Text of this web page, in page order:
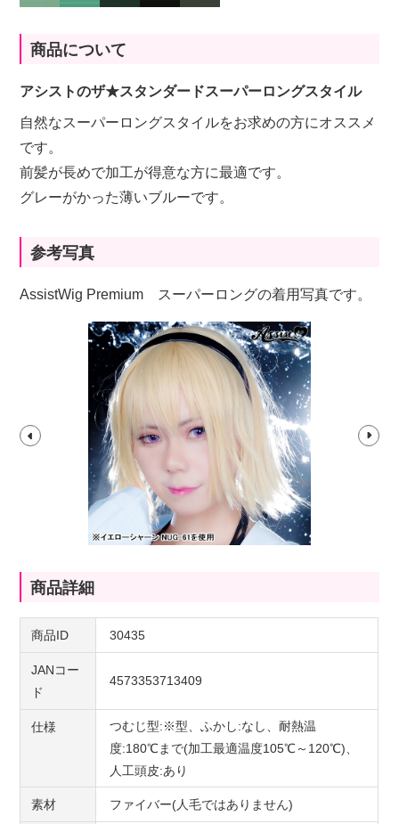
商品について
アシストのザ★スタンダードスーパーロングスタイル
自然なスーパーロングスタイルをお求めの方にオススメ
です。
前髪が長めで加工が得意な方に最適です。
グレーがかった薄いブルーです。
参考写真
AssistWig Premium スーパーロングの着用写真です。
商品詳細
商品ID 30435
JANコー
ド
4573353713409
仕様
つむじ型:※型、ふかし:なし、耐熱温
度:180℃まで(加工最適温度105℃～120℃)、
人工頭皮:あり
素材 ファイバー(人毛ではありません)